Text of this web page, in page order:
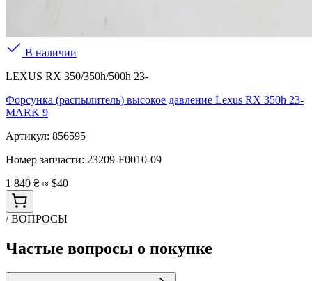
В наличии
LEXUS RX 350/350h/500h 23-
Форсунка (распылитель) высокое давление Lexus RX 350h 23-
MARK 9
Артикул: 856595
Номер запчасти: 23209-F0010-09
1 840 ₴ ≈ $40
/ ВОПРОСЫ
Частые вопросы о покупке